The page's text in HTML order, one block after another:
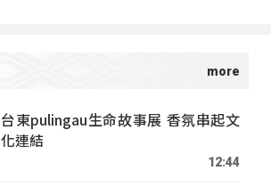
台東pulingau生命故事展 香氛串起文
化連結
12:44